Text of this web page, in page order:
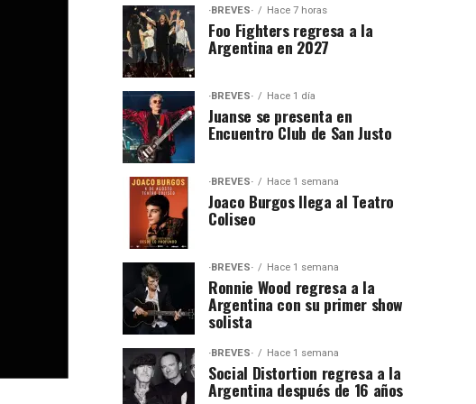
·BREVES· Hace 7 horas
Foo Fighters regresa a la
Argentina en 2027
·BREVES· Hace 1 día
Juanse se presenta en
Encuentro Club de San Justo
·BREVES· Hace 1 semana
Joaco Burgos llega al Teatro
Coliseo
·BREVES· Hace 1 semana
Ronnie Wood regresa a la
Argentina con su primer show
solista
·BREVES· Hace 1 semana
Social Distortion regresa a la
Argentina después de 16 años